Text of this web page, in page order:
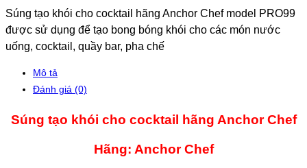
Súng tạo khói cho cocktail hãng Anchor Chef model PRO99
được sử dụng để tạo bong bóng khói cho các món nước
uống, cocktail, quầy bar, pha chế
Mô tả
Đánh giá (0)
Súng tạo khói cho cocktail hãng Anchor Chef
Hãng: Anchor Chef